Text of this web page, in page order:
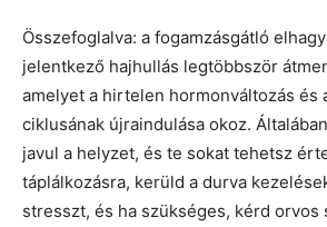
Összefoglalva: a fogamzásgátló
jelentkező hajhullás legtöbbször
amelyet a hirtelen hormonváltozás és
ciklusának újraindulása okoz.
javul a helyzet, és te sokat tehetsz
táplálkozásra, kerüld a durva
stresszt, és ha szükséges, kérd orvos